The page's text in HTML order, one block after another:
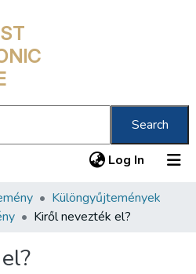
Search
Log In (current)
Különgyűjtemények
Kiről nevezték el?